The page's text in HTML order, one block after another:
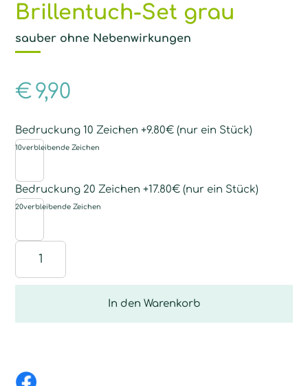
Brillentuch-Set grau
sauber ohne Nebenwirkungen
€9,90
Bedruckung 10 Zeichen +9.80€ (nur ein Stück)
10verbleibende Zeichen
Bedruckung 20 Zeichen +17.80€ (nur ein Stück)
20verbleibende Zeichen
grau
In den Warenkorb